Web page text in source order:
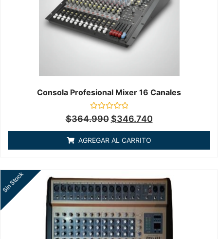
Consola Profesional Mixer 16 Canales
Valorado
en
de
5
$364.990 $346.740
AGREGAR AL CARRITO
Sin Stock